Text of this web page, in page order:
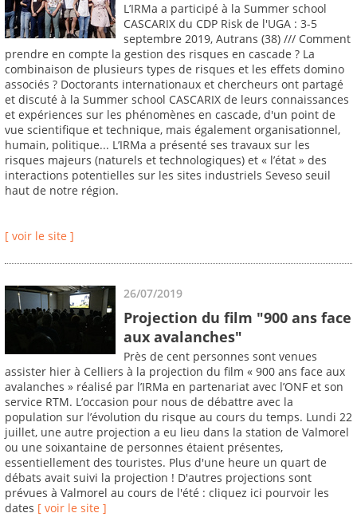
L’IRMa a participé à la Summer school
CASCARIX du CDP Risk de l'UGA : 3-5
septembre 2019, Autrans (38) /// Comment
prendre en compte la gestion des risques en cascade ? La
combinaison de plusieurs types de risques et les effets domino
associés ? Doctorants internationaux et chercheurs ont partagé
et discuté à la Summer school CASCARIX de leurs connaissances
et expériences sur les phénomènes en cascade, d'un point de
vue scientifique et technique, mais également organisationnel,
humain, politique... L’IRMa a présenté ses travaux sur les
risques majeurs (naturels et technologiques) et « l’état » des
interactions potentielles sur les sites industriels Seveso seuil
haut de notre région.
[ voir le site ]
26/07/2019
Projection du film "900 ans face
aux avalanches"
Près de cent personnes sont venues
assister hier à Celliers à la projection du film « 900 ans face aux
avalanches » réalisé par l’IRMa en partenariat avec l’ONF et son
service RTM. L’occasion pour nous de débattre avec la
population sur l’évolution du risque au cours du temps. Lundi 22
juillet, une autre projection a eu lieu dans la station de Valmorel
ou une soixantaine de personnes étaient présentes,
essentiellement des touristes. Plus d'une heure un quart de
débats avait suivi la projection ! D'autres projections sont
prévues à Valmorel au cours de l'été : cliquez ici pourvoir les
dates [ voir le site ]